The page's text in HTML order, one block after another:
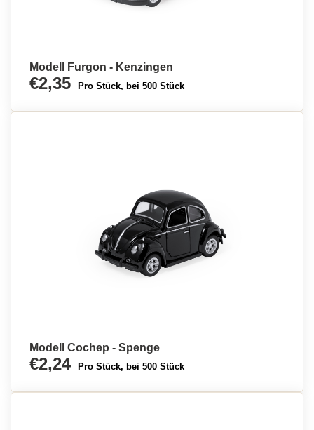
Modell Furgon - Kenzingen
€2,35 Pro Stück, bei 500 Stück
Modell Cochep - Spenge
€2,24 Pro Stück, bei 500 Stück